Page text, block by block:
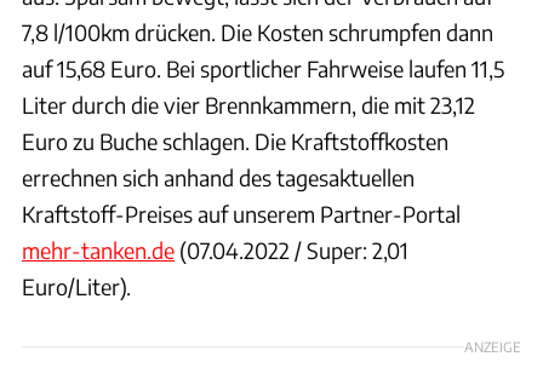
7,8 l/100km drücken. Die Kosten schrumpfen dann
auf 15,68 Euro. Bei sportlicher Fahrweise laufen 11,5
Liter durch die vier Brennkammern, die mit 23,12
Euro zu Buche schlagen. Die Kraftstoffkosten
errechnen sich anhand des tagesaktuellen
Kraftstoff-Preises auf unserem Partner-Portal
mehr-tanken.de (07.04.2022 / Super: 2,01
Euro/Liter).
ANZEIGE